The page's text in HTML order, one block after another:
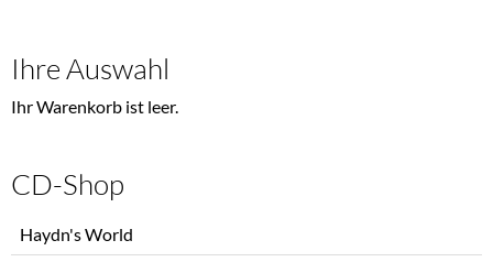
Ihre Auswahl
Ihr Warenkorb ist leer.
CD-Shop
überspringen
Haydn's World